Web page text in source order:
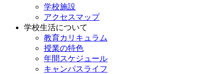
学校施設
アクセスマップ
学校生活について
教育カリキュラム
授業の特色
年間スケジュール
キャンパスライフ